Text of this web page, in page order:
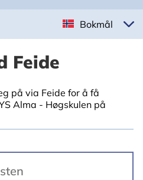
Bokmål
Feide
på via Feide for å få
Alma - Høgskulen på